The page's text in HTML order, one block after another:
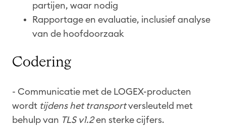
partijen, waar nodig
Rapportage en evaluatie, inclusief analyse
van de hoofdoorzaak
Codering
- Communicatie met de LOGEX-producten
wordt tijdens het transportversleuteld met
behulp van TLS v1.2en sterke cijfers.